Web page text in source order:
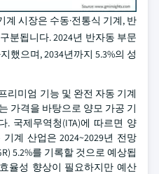
시장은 수동·전통식 기계, 반
분됩니다. 2024년 반자동 부문
했으며, 2034년까지 5.3%의 성
리미엄 기능 및 완전 자동 기계
가격을 바탕으로 양모 가공 기
. 국제무역청(ITA)에 따르면 양
계 산업은 2024~2029년 전망
5.2%를 기록할 것으로 예상됩
율성 향상이 필요하지만 예산